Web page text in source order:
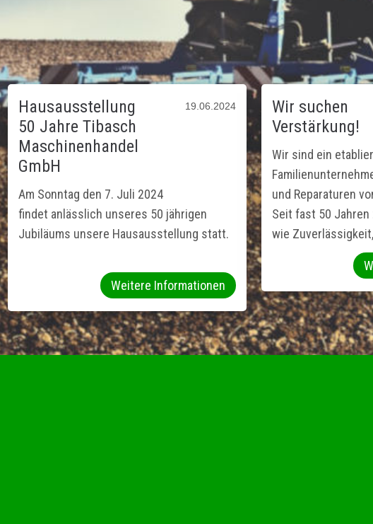
Hausausstellung
50 Jahre Tibasch
Maschinenhandel
GmbH
19.06.2024
Am Sonntag den 7. Juli 2024
findet anlässlich unseres 50 jährigen
Jubiläums unsere Hausausstellung statt.
Weitere Informationen
Wir suchen
Verstärkung!
Wir sind ein
und Reparaturen
Seit fast 50
wie